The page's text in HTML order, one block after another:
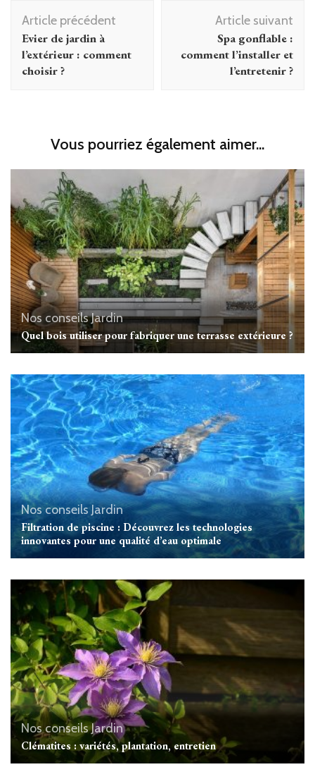
Navigation
d'article
Article précédent
Evier de jardin à
l’extérieur : comment
choisir ?
Article suivant
Spa gonflable :
comment l’installer et
l’entretenir ?
Vous pourriez également aimer...
Nos conseils Jardin
Quel bois utiliser pour fabriquer une terrasse extérieure ?
Nos conseils Jardin
Filtration de piscine : Découvrez les technologies
innovantes pour une qualité d’eau optimale
Nos conseils Jardin
Clématites : variétés, plantation, entretien